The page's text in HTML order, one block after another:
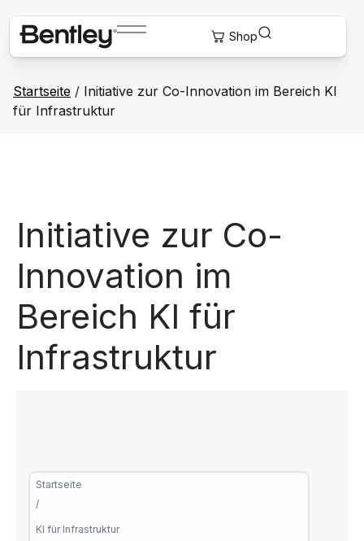
Startseite / Initiative zur Co-Innovation im Bereich KI
für Infrastruktur
Initiative zur Co-
Innovation im
Bereich KI für
Infrastruktur
Startseite
/
KI für Infrastruktur